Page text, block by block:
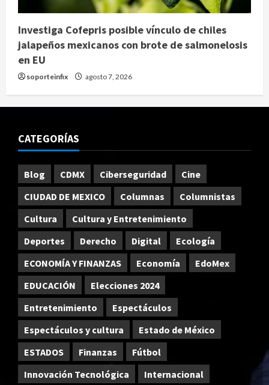
Investiga Cofepris posible vínculo de chiles
jalapeños mexicanos con brote de salmonelosis
en EU
soporteinfix agosto 7, 2026
CATEGORÍAS
Blog CDMX Ciberseguridad
Cine
CIUDAD DE MEXICO
Columnas
Columnistas
Cultura
Cultura y Entretenimiento
Deportes
Derecho Digital
Ecología
ECONOMÍA Y FINANZAS
Economía
EdoMex
EDUCACIÓN
Elecciones 2024
Entretenimiento
Espectáculos
Espectáculos y cultura
Estado de México
ESTADOS
Finanzas
Fútbol
Innovación Tecnológica
Internacional